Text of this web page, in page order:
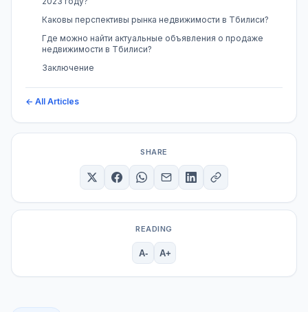
Каковы перспективы рынка недвижимости в Тбилиси?
Где можно найти актуальные объявления о продаже
недвижимости в Тбилиси?
Заключение
← All Articles
SHARE
READING
A- A+